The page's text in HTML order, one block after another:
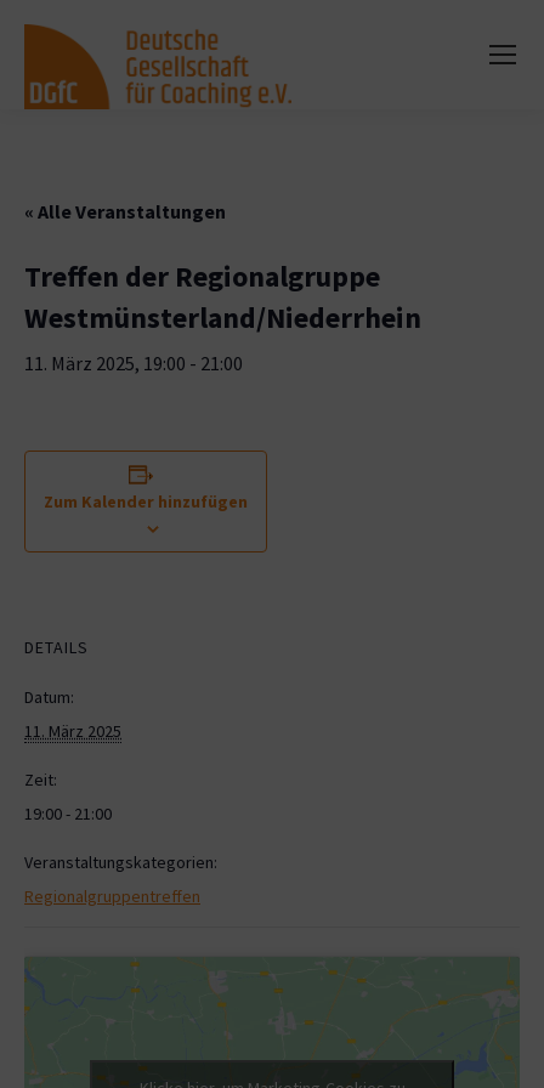
« Alle Veranstaltungen
Treffen der Regionalgruppe
Westmünsterland/Niederrhein
11. März 2025, 19:00 - 21:00
Zum Kalender hinzufügen
DETAILS
Datum:
11. März 2025
Zeit:
19:00 - 21:00
Veranstaltungskategorien:
Regionalgruppentreffen